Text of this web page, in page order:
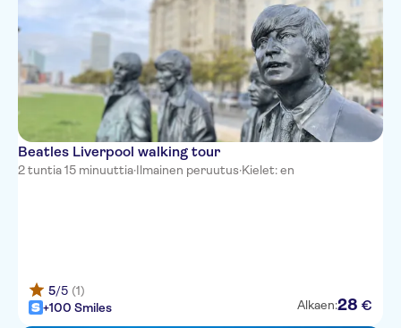
Beatles Liverpool walking tour
2 tuntia 15 minuuttia·Ilmainen peruutus·Kielet: en
5/5 (1)
+100 Smiles
Alkaen:28 €